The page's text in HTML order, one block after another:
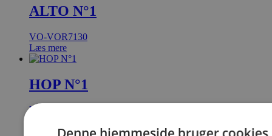
ALTO N°1
VO-VOR7130
Læs mere
HOP N°1
VO-VOR7133